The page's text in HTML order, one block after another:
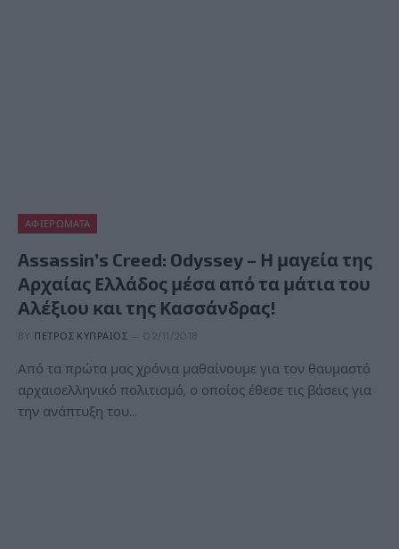
ΑΦΙΕΡΏΜΑΤΑ
Assassin’s Creed: Odyssey – Η μαγεία της
Αρχαίας Ελλάδος μέσα από τα μάτια του
Αλέξιου και της Κασσάνδρας!
BY ΠΈΤΡΟΣ ΚΥΠΡΑΊΟΣ 02/11/2018
Από τα πρώτα μας χρόνια μαθαίνουμε για τον θαυμαστό
αρχαιοελληνικό πολιτισμό, ο οποίος έθεσε τις βάσεις για
την ανάπτυξη του…